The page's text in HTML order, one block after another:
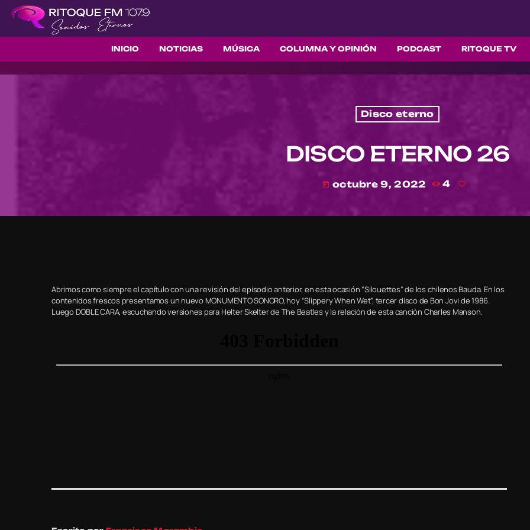
INICIO NOTICIAS MÚSICA COLUMNA Y OPINIÓN PODCAST RITOQUE TV
Disco eterno
DISCO ETERNO 26
today octubre 9, 2022 4
Abrimos como siempre el capítulo con una revisión del episodio anterior, en esta ocasión “Silouettes” de los chilenos Bauda. En los
contenidos frescos presentamos un nuevo MONUMENTO SONORO, hoy “Slippery When Wet”, tercer disco de Bon Jovi de 1986.
Luego DOBLE CARA, escuchando versiones para Helter Skelter de The Beatles y la relación de esta canción Charles Manson.